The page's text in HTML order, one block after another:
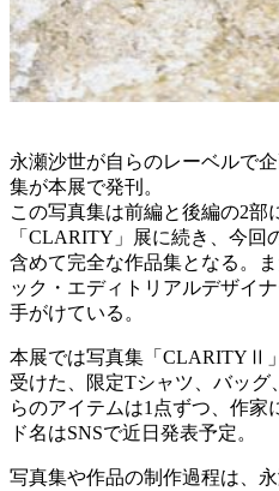
永瀬沙世が自らのレーベルで
集が本展で発刊。
この写真集は前編と後編の2部
「CLARITY」展に続き、今
含めて完全な作品集となる。
ック・エディトリアルデザイ
手がけている。
本展では写真集「CLARITYⅡ
受けた、限定Tシャツ、バッ
らのアイテムは1点ずつ、作家
ド名はSNSで近日発表予定。
写真集や作品の制作過程は、永